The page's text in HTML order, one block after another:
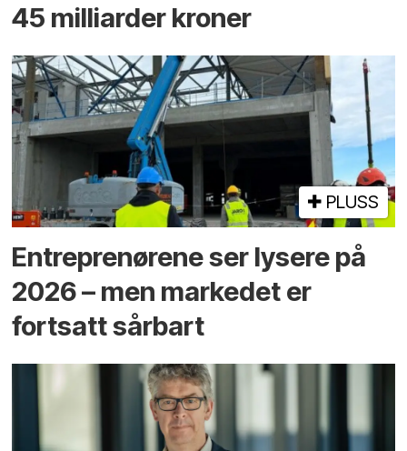
45 milliarder kroner
PLUSS
Entreprenørene ser lysere på
2026 – men markedet er
fortsatt sårbart